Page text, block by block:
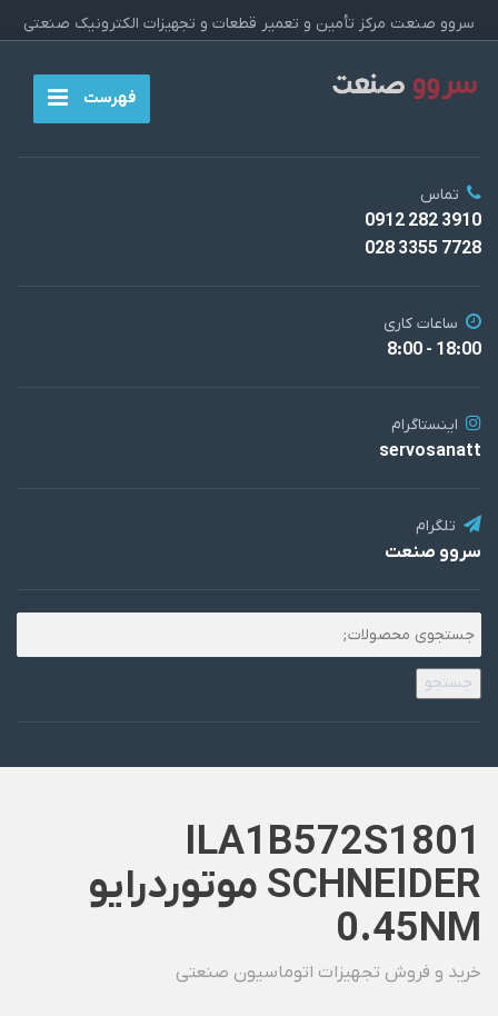
سروو صنعت مرکز تأمین و تعمیر قطعات و تجهیزات الکترونیک صنعتی
فهرست
تماس
3910 282 0912
7728 3355 028
ساعات کاری
18:00 - 8:00
اینستاگرام
servosanatt
تلگرام
سروو صنعت
جستجو
ILA1B572S1801
SCHNEIDER موتوردرایو
0.45NM
خرید و فروش تجهیزات اتوماسیون صنعتی